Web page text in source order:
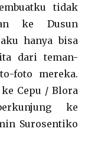
tidak
ke Dusun
hanya bisa
dari teman-
foto mereka.
Cepu / Blora
ke
Surosentiko